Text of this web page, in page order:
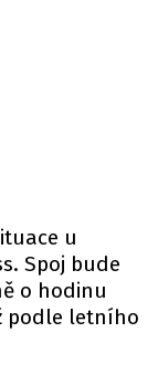
u
Spoj bude
o hodinu
podle letního